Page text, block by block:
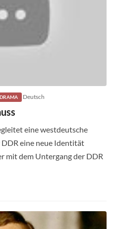
DRAMA Deutsch
eine westdeutsche
eine neue Identität
mit dem Untergang der DDR